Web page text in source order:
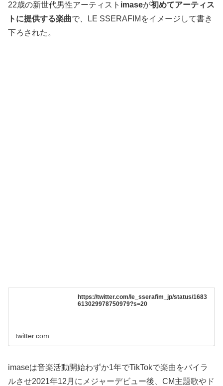
22歳の新世代男性アーティスト imaseが初めてアーティス
トに提供する楽曲で、LE SSERAFIMをイメージして書き
下ろされた。
https://twitter.com/le_sserafim_jp/status/1683
613029978750979?s=20
twitter.com
imaseは音楽活動開始わずか1年でTikTokで楽曲をバイラ
ルさせ2021年12月にメジャーデビュー後、CM主題歌やド